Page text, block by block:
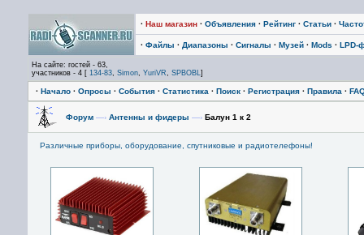
· Наш магазин · Объявления · Рейтинг · Статьи ·
· Файлы · Диапазоны · Сигналы · Музей · Mods · LPD-
На сайте: гостей - 63,
участников - 4 [ 134-83, Simon, YuriVR, SPBOBL]
· Начало · Опросы · События · Статистика · Поиск · Регистрация · Правила ·
Форум —› Антенны и фидеры —› Балун 1 к 2
Различные приборы, оборудование, спутниковые и радиотелефоны!